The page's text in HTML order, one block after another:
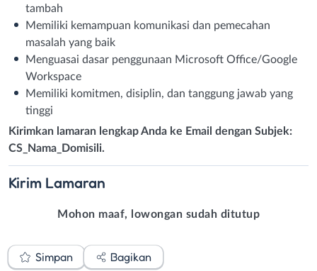
tambah
Memiliki kemampuan komunikasi dan pemecahan
masalah yang baik
Menguasai dasar penggunaan Microsoft Office/Google
Workspace
Memiliki komitmen, disiplin, dan tanggung jawab yang
tinggi
Kirimkan lamaran lengkap Anda ke Email dengan Subjek:
CS_Nama_Domisili.
Kirim Lamaran
Mohon maaf, lowongan sudah ditutup
Simpan Bagikan